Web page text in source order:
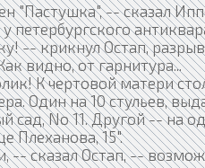
"Пастушка", -- сказал
петербургского
-- крикнул Остап,
видно, от гарнитура...
К чертовой матери
Один на 10 стульев,
сад, No 11. Другой -- на
Плеханова, 15".
-- сказал Остап, --